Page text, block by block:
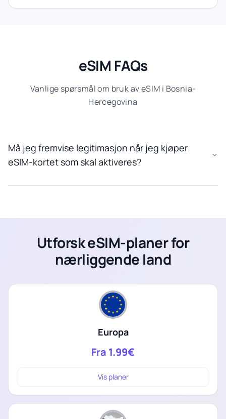
eSIM FAQs
Vanlige spørsmål om bruk av eSIM i Bosnia-
Hercegovina
Må jeg fremvise legitimasjon når jeg kjøper
eSIM-kortet som skal aktiveres?
Utforsk eSIM-planer for
nærliggende land
Europa
Fra 1.99€
Vis planer